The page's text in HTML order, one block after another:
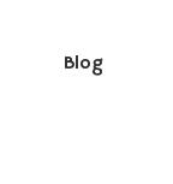
Blog